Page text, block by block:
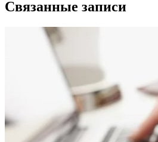
записям
Связанные записи